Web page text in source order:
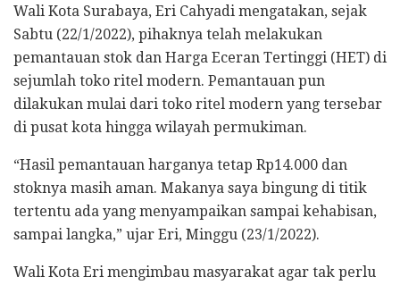
Wali Kota Surabaya, Eri Cahyadi mengatakan, sejak
Sabtu (22/1/2022), pihaknya telah melakukan
pemantauan stok dan Harga Eceran Tertinggi (HET) di
sejumlah toko ritel modern. Pemantauan pun
dilakukan mulai dari toko ritel modern yang tersebar
di pusat kota hingga wilayah permukiman.
“Hasil pemantauan harganya tetap Rp14.000 dan
stoknya masih aman. Makanya saya bingung di titik
tertentu ada yang menyampaikan sampai kehabisan,
sampai langka,” ujar Eri, Minggu (23/1/2022).
Wali Kota Eri mengimbau masyarakat agar tak perlu